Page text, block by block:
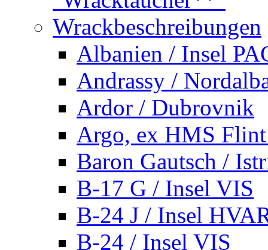
Wrackbeschreibungen
Albanien / Insel
Andrassy /
Ardor / Dubrovnik
Argo, ex HMS
Baron Gautsch /
B-17 G / Insel VIS
B-24 J / Insel
B-24 / Insel VIS